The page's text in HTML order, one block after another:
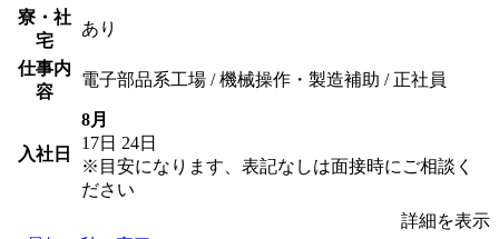
寮・社
宅
あり
仕事内
容
電子部品系工場 / 機械操作・製造補助 / 正社員
入社日
8月
17日 24日
※目安になります、表記なしは面接時にご相談く
ださい
詳細を表示